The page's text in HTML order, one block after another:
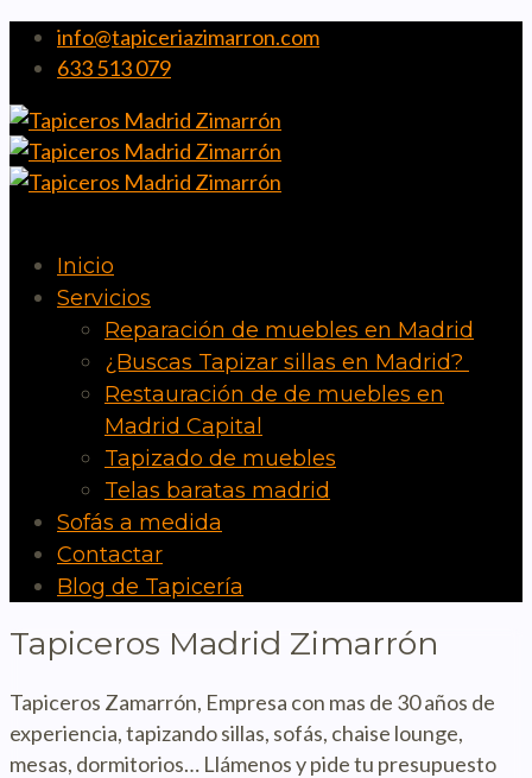
info@tapiceriazimarron.com
633 513 079
Inicio
Servicios
Reparación de muebles en Madrid
¿Buscas Tapizar sillas en Madrid?
Restauración de de muebles en
Madrid Capital
Tapizado de muebles
Telas baratas madrid
Sofás a medida
Contactar
Blog de Tapicería
Tapiceros Madrid Zimarrón
Tapiceros Zamarrón, Empresa con mas de 30 años de
experiencia, tapizando sillas, sofás, chaise lounge,
mesas, dormitorios… Llámenos y pide tu presupuesto